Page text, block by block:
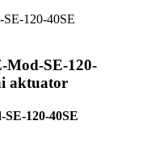
Mod-SE-120-
aktuator
120-40SE